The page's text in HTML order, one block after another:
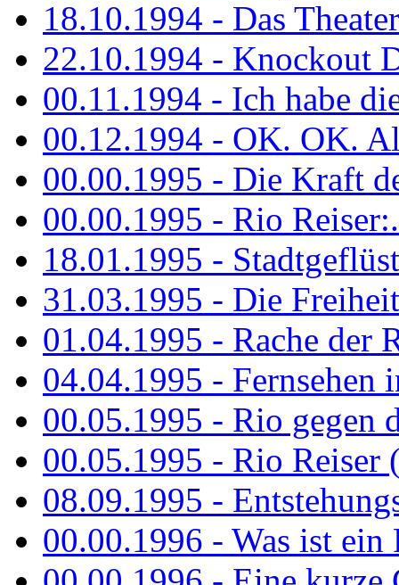
18.10.1994 - Das
22.10.1994 - Knockout
00.11.1994 - Ich habe
00.12.1994 - OK. OK.
00.00.1995 - Die Kraft
00.00.1995 - Rio
18.01.1995 -
31.03.1995 - Die
01.04.1995 - Rache der
04.04.1995 - Fernsehen
00.05.1995 - Rio gegen
00.05.1995 - Rio Reiser
08.09.1995 -
00.00.1996 - Was ist ein